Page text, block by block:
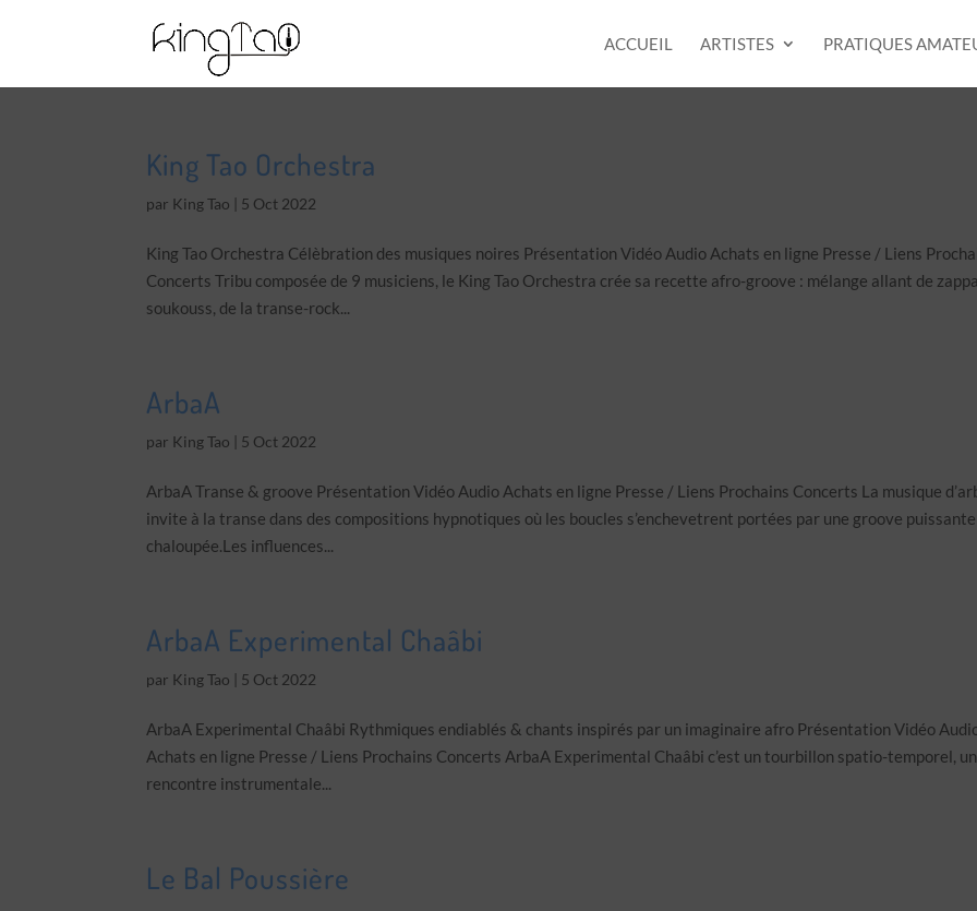
ACCUEIL ARTISTES PRATIQUES
King Tao Orchestra
par King Tao | 5 Oct 2022
King Tao Orchestra Célèbration des musiques noires Présentation Vidéo Audio Achats en ligne Presse / Liens
Concerts Tribu composée de 9 musiciens, le King Tao Orchestra crée sa recette afro-groove : mélange allant de
soukouss, de la transe-rock...
ArbaA
par King Tao | 5 Oct 2022
ArbaA Transe & groove Présentation Vidéo Audio Achats en ligne Presse / Liens Prochains Concerts La musique
invite à la transe dans des compositions hypnotiques où les boucles s’enchevetrent portées par une groove
chaloupée.Les influences...
ArbaA Experimental Chaâbi
par King Tao | 5 Oct 2022
ArbaA Experimental Chaâbi Rythmiques endiablés & chants inspirés par un imaginaire afro Présentation Vidéo
Achats en ligne Presse / Liens Prochains Concerts ArbaA Experimental Chaâbi c’est un tourbillon spatio-temporel,
rencontre instrumentale...
Le Bal Poussière